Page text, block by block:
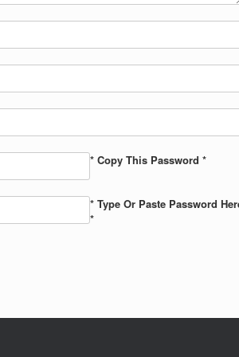
* Copy This Password *
* Type Or Paste Password
*